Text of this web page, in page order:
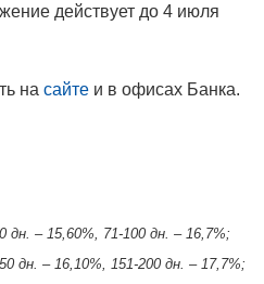
действует до 4 июля
на сайте и в офисах Банка.
дн. – 15,60%, 71-100 дн. – 16,7%;
дн. – 16,10%, 151-200 дн. – 17,7%;